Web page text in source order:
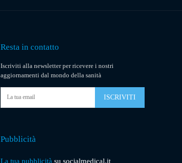
Resta in contatto
Iscriviti alla newsletter per ricevere i nostri
aggiornamenti dal mondo della sanità
ISCRIVITI
Pubblicità
La tua pubblicità su socialmedical.it